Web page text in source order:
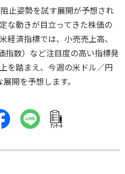
止姿勢を試す展開が予想され
な動きが目立ってきた株価の
経済指標では、小売売上高、
指数）など注目度の高い指標発
を踏まえ、今週の米ドル／円
開を予想します。
ｱﾝｹｰﾄ